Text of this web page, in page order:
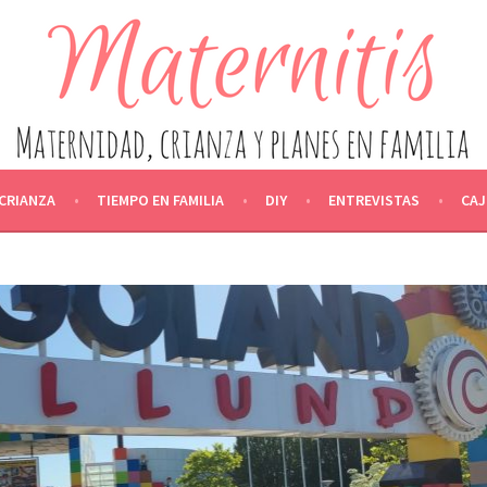
CRIANZA Y PLANES EN
CRIANZA, ALIMENTACIÓN, OCIO Y EDUCACIÓN,
CRIANZA TIEMPO EN FAMILIA DIY ENTREVISTAS